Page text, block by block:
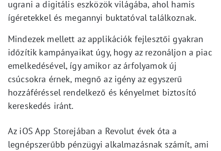
ugrani a digitális eszközök világába, ahol hamis
ígéretekkel és megannyi buktatóval találkoznak.
Mindezek mellett az applikációk fejlesztői gyakran
időzítik kampányaikat úgy, hogy az rezonáljon a piac
emelkedésével, így amikor az árfolyamok új
csúcsokra érnek, megnő az igény az egyszerű
hozzáféréssel rendelkező és kényelmet biztosító
kereskedés iránt.
Az iOS App Storejában a Revolut évek óta a
legnépszerűbb pénzügyi alkalmazásnak számít, ami